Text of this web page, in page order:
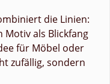
die Linien:
Motiv als Blickfang
für Möbel oder
zufällig, sondern